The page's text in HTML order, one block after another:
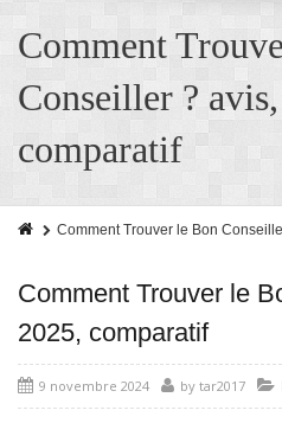
Comment
Conseiller ?
comparatif
Comment Trouver le Bon
Comment Trouver le
2025, comparatif
9 novembre 2024 by tar2017